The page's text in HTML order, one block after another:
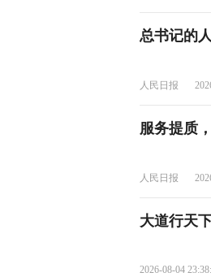
总书记的
人民日报
服务提质
人民日报
大道行天
2026-08-04